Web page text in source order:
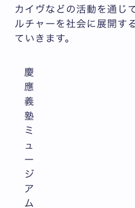
カイヴなどの活動を通じ
ルチャーを社会に展開す
ていきます。
慶
應
義
塾
ミ
ュ
ー
ジ
ア
ム